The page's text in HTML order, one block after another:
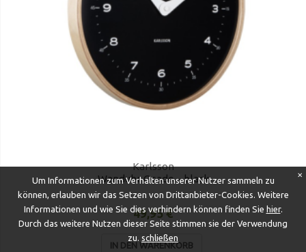
Karlsson
Wanduhr Osado - black
49,95 €
IN DEN WARENKORB
✕
Um Informationen zum Verhalten unserer Nutzer sammeln zu
können, erlauben wir das Setzen von Drittanbieter-Cookies. Weitere
Informationen und wie Sie dies verhindern können finden Sie hier.
Durch das weitere Nutzen dieser Seite stimmen sie der Verwendung
zu. schließen